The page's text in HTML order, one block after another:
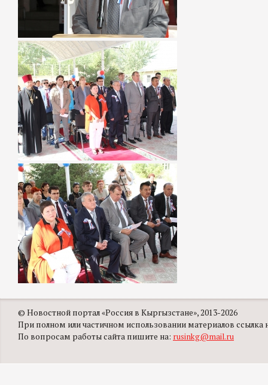
© Новостной портал «Россия в Кыргызстане», 2013-2026
При полном или частичном использовании материалов ссылка
По вопросам работы сайта пишите на: rusinkg@mail.ru